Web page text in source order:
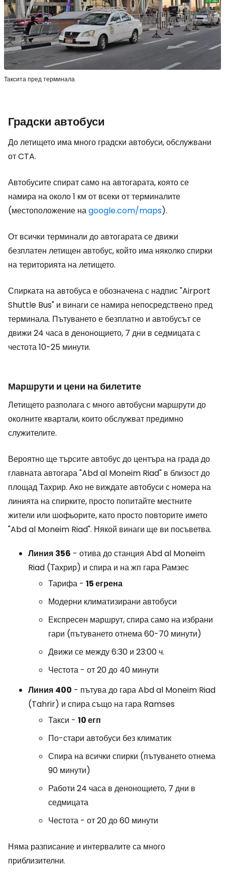
Таксита пред терминала
Градски автобуси
До летището има много градски автобуси, обслужвани
от CTA.
Автобусите спират само на автогарата, която се
намира на около 1 км от всеки от терминалите
(местоположение наgoogle.com/maps).
От всички терминали до автогарата се движи
безплатен летищен автобус, който има няколко спирки
на територията на летището.
Спирката на автобуса е обозначена с надпис "Airport
Shuttle Bus" и винаги се намира непосредствено пред
терминала. Пътуването е безплатно и автобусът се
движи 24 часа в денонощието, 7 дни в седмицата с
честота 10-25 минути.
Маршрути и цени на билетите
Летището разполага с много автобусни маршрути до
околните квартали, които обслужват предимно
служителите.
Вероятно ще търсите автобус до центъра на града до
главната автогара "Abd al Moneim Riad" в близост до
площад Тахрир. Ако не виждате автобуси с номера на
линията на спирките, просто попитайте местните
жители или шофьорите, като просто повторите името
"Abd al Moneim Riad". Някой винаги ще ви посъветва.
Линия 356 - отива до станция Abd al Moneim
Riad (Тахрир) и спира и на жп гара Рамзес
Тарифа - 15 егрена
Модерни климатизирани автобуси
Експресен маршрут, спира само на избрани
гари (пътуването отнема 60-70 минути)
Движи се между 6:30 и 23:00 ч.
Честота - от 20 до 40 минути
Линия 400 - пътува до гара Abd al Moneim Riad
(Tahrir) и спира също на гара Ramses
Такси - 10 егп
По-стари автобуси без климатик
Спира на всички спирки (пътуването отнема
90 минути)
Работи 24 часа в денонощието, 7 дни в
седмицата
Честота - от 20 до 60 минути
Няма разписание и интервалите са много
приблизителни.